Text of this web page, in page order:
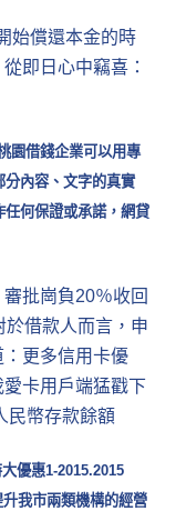
始償還本金的時
即日心中竊喜：
園借錢企業可以用專
分內容、文字的真實
任何保證或承諾，網貸
批崗負20％收回
借款人而言，申
更多信用卡優
卡用戶端猛戳下
民幣存款餘額
優惠1-2015.2015
我市兩類機構的經營